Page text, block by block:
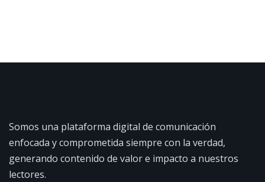
Somos una plataforma digital de comunicación
enfocada y comprometida siempre con la verdad,
generando contenido de valor e impacto a nuestros
lectores.